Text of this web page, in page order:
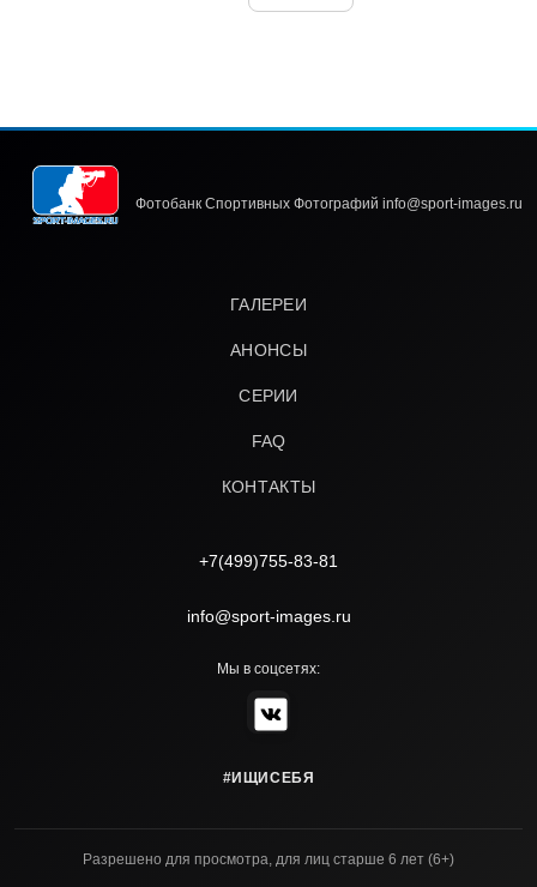
Фотобанк Спортивных Фотографий info@sport-images.ru
ГАЛЕРЕИ
АНОНСЫ
СЕРИИ
FAQ
КОНТАКТЫ
+7(499)755-83-81
info@sport-images.ru
Мы в соцсетях:
#ИЩИСЕБЯ
Разрешено для просмотра, для лиц старше 6 лет (6+)